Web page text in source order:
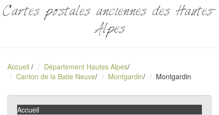
Cartes postales anciennes des Hautes-
Alpes
Accueil / Département Hautes Alpes/
Canton de la Batie Neuve/ Montgardin/ Montgardin
Accueil